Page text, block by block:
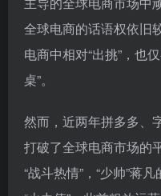
全球电商的话语权依旧
电商中相对“出挑”，也
桌”。
打破了全球电商市场的
“战斗热情”，“少帅”蒋
“火力值”。此前粗放运